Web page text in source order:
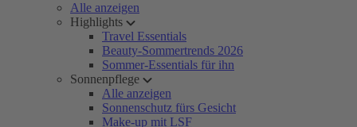
Alle anzeigen
Highlights
Travel Essentials
Beauty-Sommertrends 2026
Sommer-Essentials für ihn
Sonnenpflege
Alle anzeigen
Sonnenschutz fürs Gesicht
Make-up mit LSF